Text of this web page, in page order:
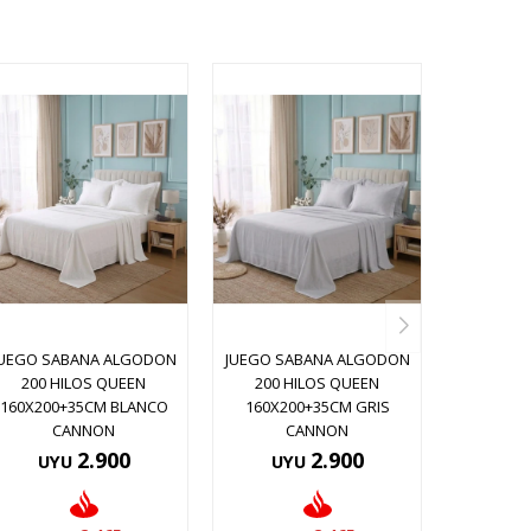
SABANA ALGODON
200 HILOS QUEEN
160X200+35CM BLANCO
CANNON
UYU 2.900
JUEGO SABANA ALGODON
200 HILOS QUEEN
160X200+35CM GRIS
CANNON
UYU 2.900